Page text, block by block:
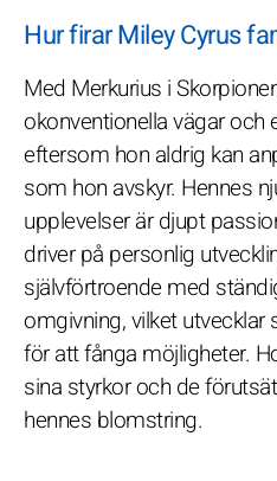
Hur firar Miley Cyrus
Med Merkurius i
okonventionella vägar och
eftersom hon aldrig kan
som hon avskyr. Hennes
upplevelser är djupt
driver på personlig
självförtroende med
omgivning, vilket utvecklar
för att fånga möjligheter.
sina styrkor och de
hennes blomstring.